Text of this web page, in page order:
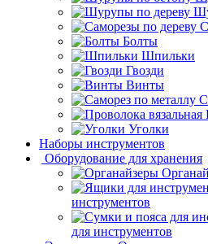
Болты
Шпильки
Гвозди
Винты
Уголки
Наборы инструментов
Оборудование для хранения
инструментов
для инструментов